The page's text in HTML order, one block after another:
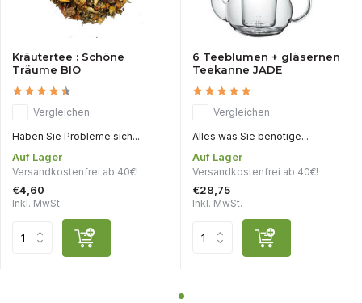
Kräutertee : Schöne
Träume BIO
Vergleichen
Haben Sie Probleme sich...
Auf Lager
Versandkostenfrei ab 40€!
€4,60
Inkl. MwSt.
6 Teeblumen + gläsernen
Teekanne JADE
Vergleichen
Alles was Sie benötige...
Auf Lager
Versandkostenfrei ab 40€!
€28,75
Inkl. MwSt.